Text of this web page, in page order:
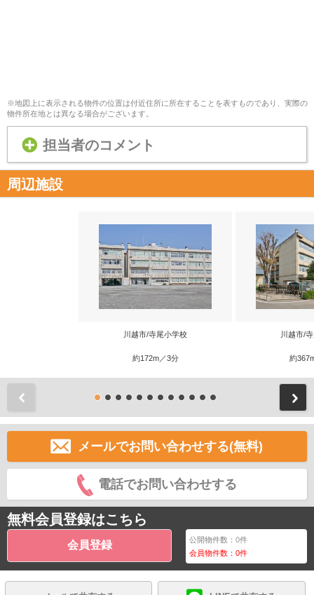
※地図上に表示される物件の位置は付近住所に所在することを表すものであり、実際の
物件所在地とは異なる場合がございます。
担当者のコメント
周辺施設
川越市/寺尾小学校
約172m／3分
川越市/
約
メールでお問い合わせする(無料)
電話でお問い合わせする
無料会員登録はこちら
会員登録 公開物件数：0件
会員物件数：0件